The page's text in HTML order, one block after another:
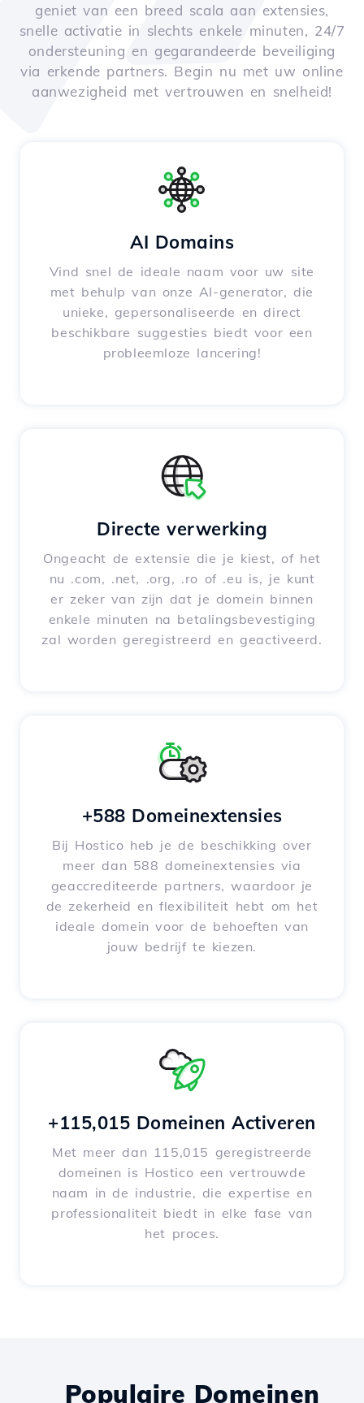
geniet van een breed scala aan extensies,
snelle activatie in slechts enkele minuten, 24/7
ondersteuning en gegarandeerde beveiliging
via erkende partners. Begin nu met uw online
aanwezigheid met vertrouwen en snelheid!
AI Domains
Vind snel de ideale naam voor uw site
met behulp van onze AI-generator, die
unieke, gepersonaliseerde en direct
beschikbare suggesties biedt voor een
probleemloze lancering!
Directe verwerking
Ongeacht de extensie die je kiest, of het
nu .com, .net, .org, .ro of .eu is, je kunt
er zeker van zijn dat je domein binnen
enkele minuten na betalingsbevestiging
zal worden geregistreerd en geactiveerd.
+588 Domeinextensies
Bij Hostico heb je de beschikking over
meer dan 588 domeinextensies via
geaccrediteerde partners, waardoor je
de zekerheid en flexibiliteit hebt om het
ideale domein voor de behoeften van
jouw bedrijf te kiezen.
+115,015 Domeinen Activeren
Met meer dan 115,015 geregistreerde
domeinen is Hostico een vertrouwde
naam in de industrie, die expertise en
professionaliteit biedt in elke fase van
het proces.
Populaire Domeinen